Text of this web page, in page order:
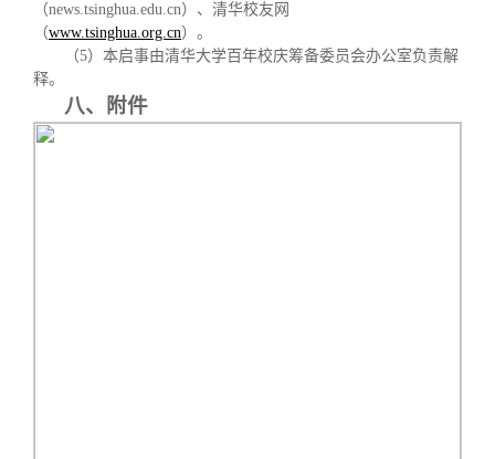
（news.tsinghua.edu.cn）、清华校友网
（www.tsinghua.org.cn）。
（5）本启事由清华大学百年校庆筹备委员会办公室负责解
释。
八、附件